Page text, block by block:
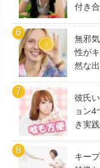
付き
無邪
性が
然な
彼氏
ョン4
き実
キー